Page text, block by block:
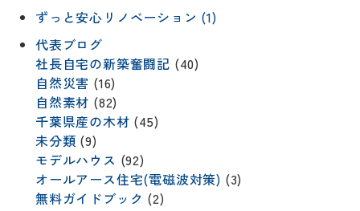
ずっと安心リノベーション (1)
代表ブログ
社長自宅の新築奮闘記 (40)
自然災害 (16)
自然素材 (82)
千葉県産の木材 (45)
未分類 (9)
モデルハウス (92)
オールアース住宅(電磁波対策) (3)
無料ガイドブック (2)